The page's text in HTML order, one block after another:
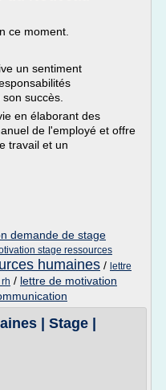
ce moment.
un sentiment
succès.
en élaborant des
de l'employé et offre
travail et un
demande de stage
stage ressources
humaines / lettre
/ lettre de motivation
| Stage |